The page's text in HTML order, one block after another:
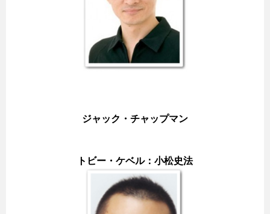
ジャック・チャップマン
トビー・ケベル：小松史法